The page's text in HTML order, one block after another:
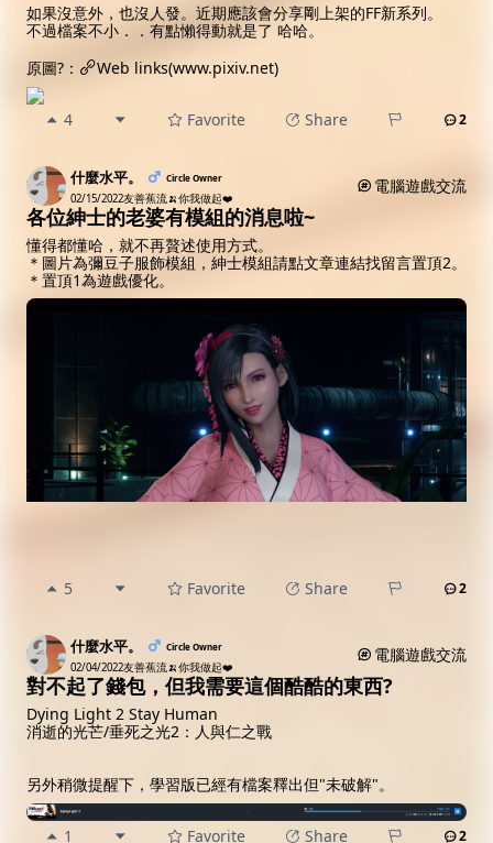
如果沒意外，也沒人發。近期應該會分享剛上架的FF新系列。
不過檔案不小．．有點懶得動就是了 哈哈。
原圖?：
Web links(www.pixiv.net)
4 Favorite Share 2
什麼水平。 Circle Owner
02/15/2022友善蕉流🍌你我做起❤️
電腦遊戲交流
各位紳士的老婆有模組的消息啦~
懂得都懂哈，就不再贅述使用方式。
＊圖片為彌豆子服飾模組，紳士模組請點文章連結找留言置頂2。
＊置頂1為遊戲優化。
5 Favorite Share 2
什麼水平。 Circle Owner
02/04/2022友善蕉流🍌你我做起❤️
電腦遊戲交流
對不起了錢包，但我需要這個酷酷的東西?
Dying Light 2 Stay Human
消逝的光芒/垂死之光2：人與仁之戰
另外稍微提醒下，學習版已經有檔案釋出但"未破解"。
1 Favorite Share 2